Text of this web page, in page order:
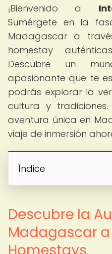
¡Bienvenido a
Sumérgete en la
Madagascar a
homestay
Descubre un
apasionante que te
podrás explorar la
cultura y
aventura única en
viaje de inmersión
Índice
Descubre la
Madagascar